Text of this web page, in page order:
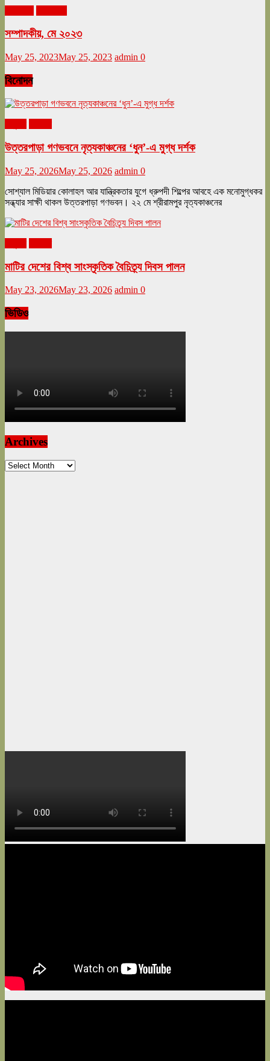
সম্পাদকীয়, মে ২০২৩
May 25, 2023May 25, 2023 admin 0
বিনোদন
উত্তরপাড়া গণভবনে নৃত্যকাঞ্চনের ‘ধুন’-এ মুগ্ধ দর্শক
May 25, 2026May 25, 2026 admin 0
সোশ্যাল মিডিয়ার কোলাহল আর যান্ত্রিকতার যুগে ধ্রুপদী শিল্পের আবহে এক মনোমুগ্ধকর
সন্ধ্যার সাক্ষী থাকল উত্তরপাড়া গণভবন। ২২ মে শ্রীরামপুর নৃত্যকাঞ্চনের
মাটির দেশের বিশ্ব সাংস্কৃতিক বৈচিত্র্য দিবস পালন
May 23, 2026May 23, 2026 admin 0
ভিডিও
Archives
Archives